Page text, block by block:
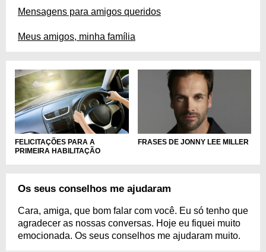
Mensagens para amigos queridos
Meus amigos, minha família
FELICITAÇÕES PARA A
PRIMEIRA HABILITAÇÃO
FRASES DE JONNY LEE MILLER
Os seus conselhos me ajudaram
Cara, amiga, que bom falar com você. Eu só tenho que
agradecer as nossas conversas. Hoje eu fiquei muito
emocionada. Os seus conselhos me ajudaram muito.